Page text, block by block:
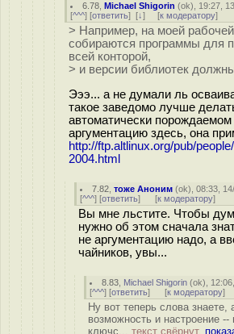
6.78 ,Michael Shigorin (ok), 19:27,
[^^^] [ответить] [↓] [к модератору]
> Например, на моей
собираются программы для
всей конторой,
> и версии библиотек
Эээ... а не думали ль
такое заведомо лучше
автоматически
аргументацию здесь, она
http://ftp.altlinux.org/pub/
2004.html
7.82 ,тоже Аноним (ok), 08:33,
[^^^] [ответить] [к модератору]
Вы мне льстите. Чтобы
нужно об этом сначала
не аргументацию надо, а
чайников, увы...
8.83 Michael Shigorin (ok),
[^^^] [ответить] [к модератору]
Ну вот теперь слова знаете,
возможность и настроение --
ключс... текст свёрнут,